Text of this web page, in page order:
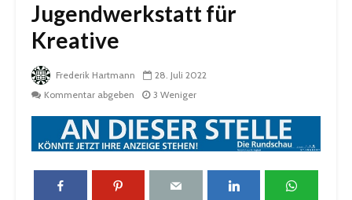
Jugendwerkstatt für
Kreative
Frederik Hartmann
28. Juli 2022
Kommentar abgeben
3 Weniger